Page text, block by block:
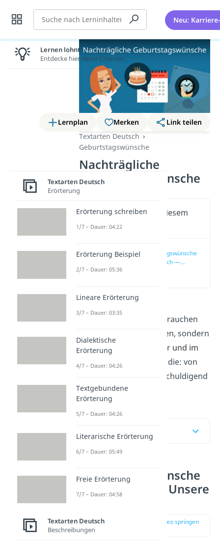
Suche Neu:
Lernplan Merken
Link teilen
Textarten Deutsch
Geburtstagswünsche
Nachträgliche
Geburtstagswünsche
Wichtige Inhalte in diesem
Video
Geburtstagswünsche
nachträglich —
Geburtstagswünsche
brauchen
kein schlechtes Gewissen, sondern
die richtigen Worte. Hier und im
Video
findest du genau die: von
kurz und lustig bis entschuldigend
und herzlich!
Inhaltsübersicht
Geburtstagswünsche
nachträglich — Unsere
zur Stelle im Video springen
Lernen lohnt sich!
Entdecke hier deine Chancen.
Textarten Deutsch
Erörterung
Erörterung schreiben
1/7 – Dauer: 04:22
Erörterung Beispiel
2/7 – Dauer: 05:36
Lineare Erörterung
3/7 – Dauer: 03:35
Dialektische
Erörterung
4/7 – Dauer: 04:26
Textgebundene
Erörterung
5/7 – Dauer: 04:26
Literarische Erörterung
6/7 – Dauer: 05:49
Freie Erörterung
7/7 – Dauer: 04:58
Textarten Deutsch
Beschreibungen